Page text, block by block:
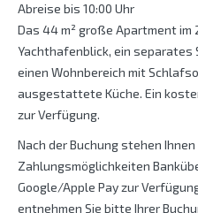
Abreise bis 10:00 Uhr
Das 44 m² große Apartment
Yachthafenblick, ein separates
einen Wohnbereich mit
ausgestattete Küche. Ein
zur Verfügung.
Nach der Buchung stehen
Zahlungsmöglichkeiten
Google/Apple Pay zur
entnehmen Sie bitte Ihrer